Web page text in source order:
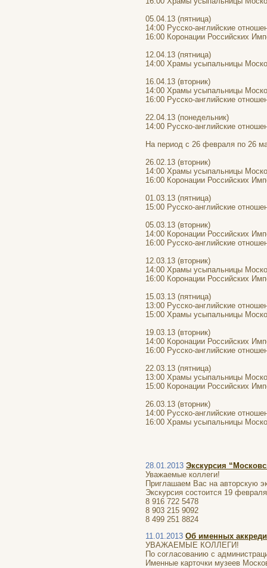
05.04.13 (пятница)
14:00 Русско-английские
16:00 Коронации Российских
12.04.13 (пятница)
14:00 Храмы усыпальницы
16.04.13 (вторник)
14:00 Храмы усыпальницы
16:00 Русско-английские
22.04.13 (понедельник)
14:00 Русско-английские
На период с 26 февраля по 26
26.02.13 (вторник)
14:00 Храмы усыпальницы
16:00 Коронации Российских
01.03.13 (пятница)
15:00 Русско-английские
05.03.13 (вторник)
14:00 Коронации Российских
16:00 Русско-английские
12.03.13 (вторник)
14:00 Храмы усыпальницы
16:00 Коронации Российских
15.03.13 (пятница)
13:00 Русско-английские
15:00 Храмы усыпальницы
19.03.13 (вторник)
14:00 Коронации Российских
16:00 Русско-английские
22.03.13 (пятница)
13:00 Храмы усыпальницы
15:00 Коронации Российских
26.03.13 (вторник)
14:00 Русско-английские
16:00 Храмы усыпальницы
28.01.2013 Экскурсия
Уважаемые коллеги!
Приглашаем Вас на авторскую
Экскурсия состоится 19
8 916 722 5478
8 903 215 9092
8 499 251 8824
11.01.2013 Об именных
УВАЖАЕМЫЕ КОЛЛЕГИ!
По согласованию с
Именные карточки музеев